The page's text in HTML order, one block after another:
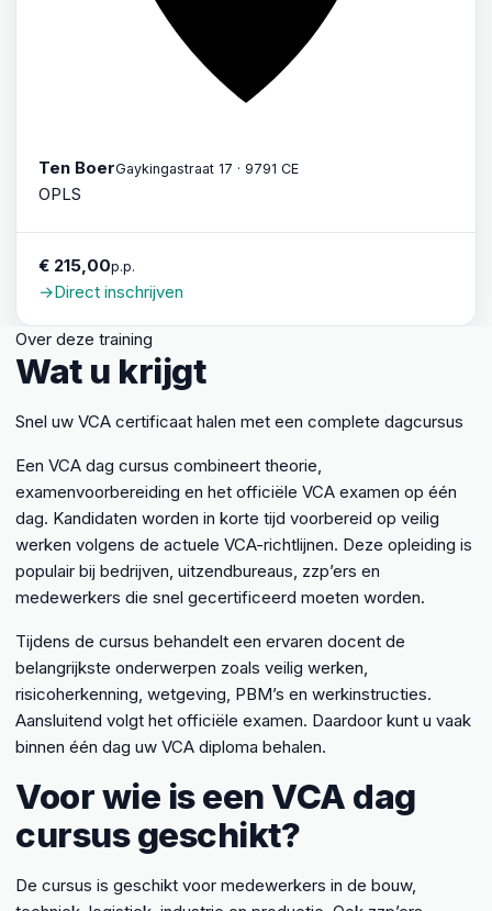
Ten BoerGaykingastraat 17 · 9791 CE
OPLS
€ 215,00p.p.
→Direct inschrijven
Over deze training
Wat u krijgt
Snel uw VCA certificaat halen met een complete dagcursus
Een VCA dag cursus combineert theorie,
examenvoorbereiding en het officiële VCA examen op één
dag. Kandidaten worden in korte tijd voorbereid op veilig
werken volgens de actuele VCA-richtlijnen. Deze opleiding is
populair bij bedrijven, uitzendbureaus, zzp’ers en
medewerkers die snel gecertificeerd moeten worden.
Tijdens de cursus behandelt een ervaren docent de
belangrijkste onderwerpen zoals veilig werken,
risicoherkenning, wetgeving, PBM’s en werkinstructies.
Aansluitend volgt het officiële examen. Daardoor kunt u vaak
binnen één dag uw VCA diploma behalen.
Voor wie is een VCA dag
cursus geschikt?
De cursus is geschikt voor medewerkers in de bouw,